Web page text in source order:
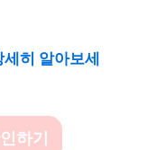
히 알아보세
하기